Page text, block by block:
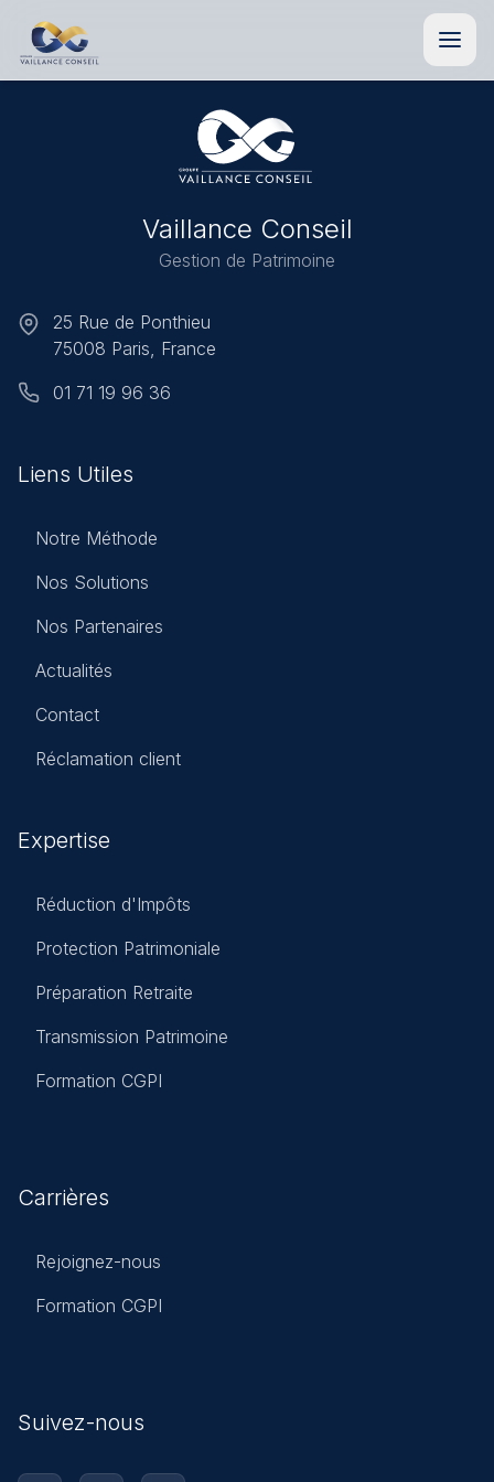
Vaillance Conseil
Gestion de Patrimoine
25 Rue de Ponthieu
75008 Paris, France
01 71 19 96 36
Liens Utiles
Notre Méthode
Nos Solutions
Nos Partenaires
Actualités
Contact
Réclamation client
Expertise
Réduction d'Impôts
Protection Patrimoniale
Préparation Retraite
Transmission Patrimoine
Formation CGPI
Carrières
Rejoignez-nous
Formation CGPI
Suivez-nous